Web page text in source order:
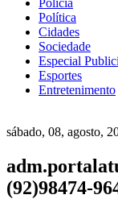
Política
Cidades
Sociedade
Especial
Esportes
Entretenimento
sábado, 08, agosto,
(92)98474-